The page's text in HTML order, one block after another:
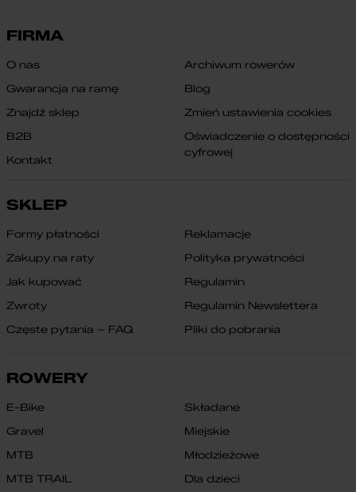
FIRMA
O nas
Gwarancja na ramę
Znajdź sklep
B2B
Kontakt
Archiwum rowerów
Blog
Zmień ustawienia cookies
Oświadczenie o dostępności
cyfrowej
SKLEP
Formy płatności
Zakupy na raty
Jak kupować
Zwroty
Częste pytania – FAQ
Reklamacje
Polityka prywatności
Regulamin
Regulamin Newslettera
Pliki do pobrania
ROWERY
E-Bike
Gravel
MTB
MTB TRAIL
Składane
Miejskie
Młodzieżowe
Dla dzieci